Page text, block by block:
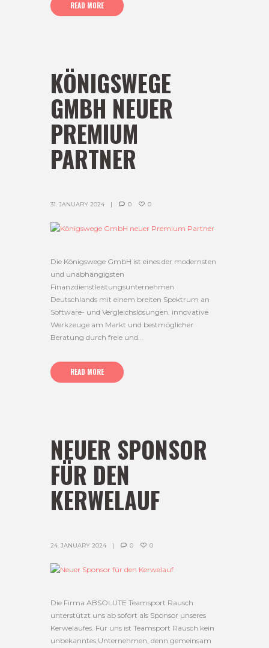
READ MORE
KÖNIGSWEGE
GMBH NEUER
PREMIUM
PARTNER
31. JANUARY 2024 0 0
Die Königswege GmbH ist eines der modernsten
und unabhängigsten
Finanzdienstleistungsunternehmen
Deutschlands mit einem breiten Spektrum an
Software- und Vergleichslösungen, innovative
Werkzeuge am Markt und bestmöglicher
Beratung durch freie und...
READ MORE
NEUER SPONSOR
FÜR DEN
KERWELAUF
24. JANUARY 2024 0 0
Die Firma ABSOLUTE Teamsport Rausch
unterstützt uns ab sofort als Sponsor unseres
Kerwelaufes. Für uns ist Teamsport Rausch kein
unbekanntes Unternehmen, denn gemeinsam